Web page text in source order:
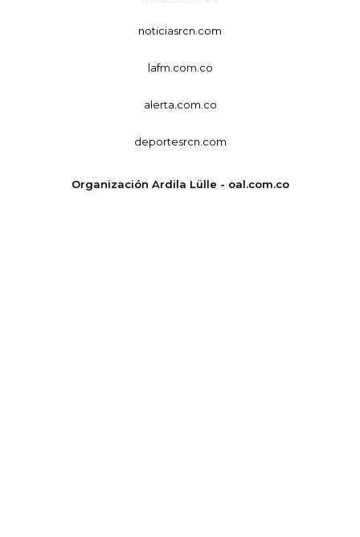
noticiasrcn.com
lafm.com.co
alerta.com.co
deportesrcn.com
Organización Ardila Lülle - oal.com.co